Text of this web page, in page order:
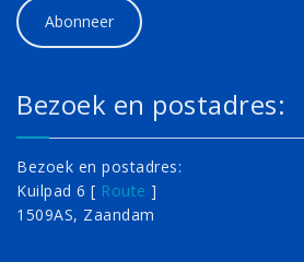
Bezoek en postadres:
Bezoek en postadres:
Kuilpad 6 [ Route ]
1509AS, Zaandam